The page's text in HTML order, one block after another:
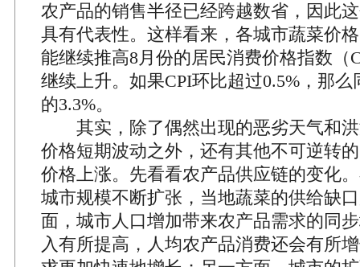
农产品的销售半径已经跨越数省，因此
具有代表性。这样看来，各城市蔬菜价
能继续推高8月份的居民消费价格指数（
继续上升。如果CPI环比超过0.5%，那
的3.3%。
其实，除了偶然出现的恶劣天气和洪
价格短期波动之外，还有其他不可逆转
价格上涨。先看看农产品供应链的变化
城市规模不断扩张，当地蔬菜的供给缺
面，城市人口增加带来农产品需求的同
入有所提高，人均农产品消费还会有所